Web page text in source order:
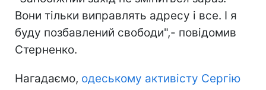
Вони тільки виправлять адресу і все. І я
буду позбавлений свободи",- повідомив
Стерненко.
Нагадаємо, одеському активісту Сергію